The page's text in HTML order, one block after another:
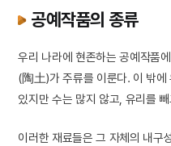
공예작품의 종류
우리 나라에 현존하는 공예작품
(陶土)가 주류를 이룬다. 이 밖
있지만 수는 많지 않고, 유리를
이러한 재료들은 그 자체의 내구